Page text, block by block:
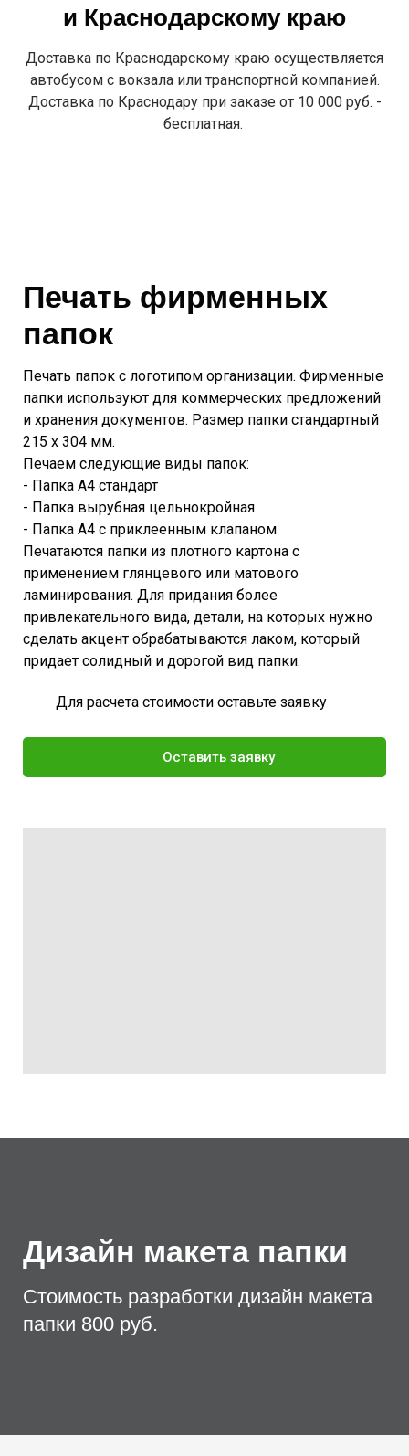
и Краснодарскому краю
Доставка по Краснодарскому краю осуществляется
автобусом с вокзала или транспортной компанией.
Доставка по Краснодару при заказе от 10 000 руб. -
бесплатная.
Печать фирменных
папок
Печать папок с логотипом организации. Фирменные
папки используют для коммерческих предложений
и хранения документов. Размер папки стандартный
215 х 304 мм.
Печаем следующие виды папок:
- Папка А4 стандарт
- Папка вырубная цельнокройная
- Папка А4 с приклеенным клапаном
Печатаются папки из плотного картона с
применением глянцевого или матового
ламинирования. Для придания более
привлекательного вида, детали, на которых нужно
сделать акцент обрабатываются лаком, который
придает солидный и дорогой вид папки.
Для расчета стоимости оставьте заявку
Оставить заявку
Дизайн макета папки
Стоимость разработки дизайн макета
папки 800 руб.